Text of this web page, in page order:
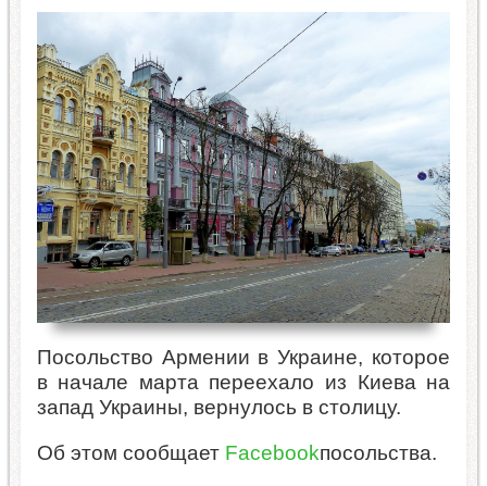
Посольство Армении в Украине, которое
в начале марта переехало из Киева на
запад Украины, вернулось в столицу.
Об этом сообщает Facebookпосольства.